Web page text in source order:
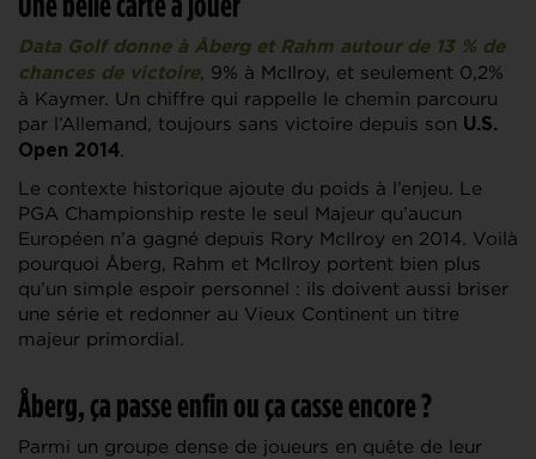
Data Golf donne à Åberg et Rahm autour de 13 % de
chances de victoire, 9% à McIlroy, et seulement 0,2%
à Kaymer. Un chiffre qui rappelle le chemin parcouru
par l’Allemand, toujours sans victoire depuis son U.S.
Open 2014.
Le contexte historique ajoute du poids à l’enjeu. Le
PGA Championship reste le seul Majeur qu’aucun
Européen n’a gagné depuis Rory McIlroy en 2014. Voilà
pourquoi Åberg, Rahm et McIlroy portent bien plus
qu’un simple espoir personnel : ils doivent aussi briser
une série et redonner au Vieux Continent un titre
majeur primordial.
Åberg, ça passe enfin ou ça casse encore ?
Parmi un groupe dense de joueurs en quête de leur